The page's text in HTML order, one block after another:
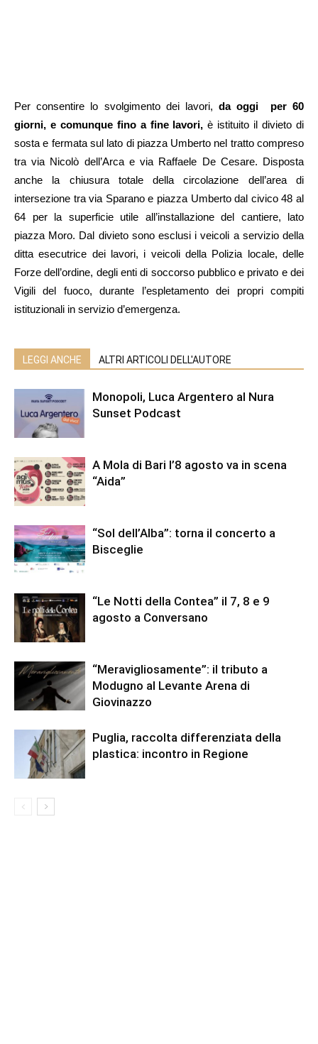
Per consentire lo svolgimento dei lavori,da oggi per 60
giorni, e comunque fino a fine lavori, è istituito il divieto di
sosta e fermata sul lato di piazza Umberto nel tratto compreso
tra via Nicolò dell’Arca e via Raffaele De Cesare. Disposta
anche la chiusura totale della circolazione dell’area di
intersezione tra via Sparano e piazza Umberto dal civico 48 al
64 per la superficie utile all’installazione del cantiere, lato
piazza Moro. Dal divieto sono esclusi i veicoli a servizio della
ditta esecutrice dei lavori, i veicoli della Polizia locale, delle
Forze dell’ordine, degli enti di soccorso pubblico e privato e dei
Vigili del fuoco, durante l’espletamento dei propri compiti
istituzionali in servizio d’emergenza.
LEGGI ANCHE ALTRI ARTICOLI DELL'AUTORE
Monopoli, Luca Argentero al Nura
Sunset Podcast
A Mola di Bari l’8 agosto va in scena
“Aida”
“Sol dell’Alba”: torna il concerto a
Bisceglie
“Le Notti della Contea” il 7, 8 e 9
agosto a Conversano
“Meravigliosamente”: il tributo a
Modugno al Levante Arena di
Giovinazzo
Puglia, raccolta differenziata della
plastica: incontro in Regione